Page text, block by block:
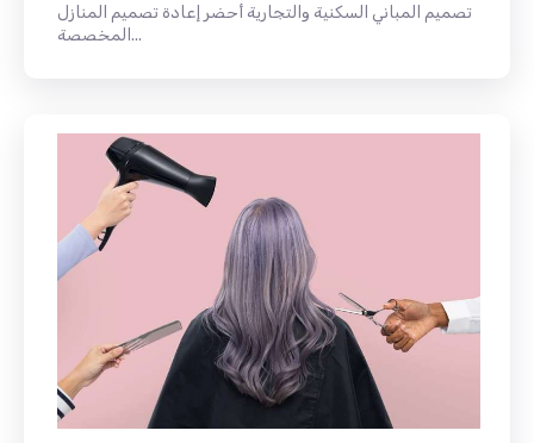
تصميم المباني السكنية والتجارية أحضر إعادة تصميم المنازل
المخصصة...